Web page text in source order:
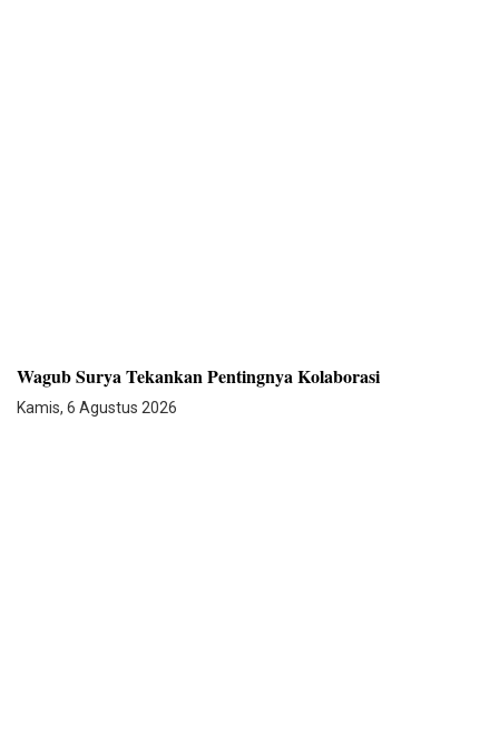
Wagub Surya Tekankan Pentingnya Kolaborasi
Kamis, 6 Agustus 2026